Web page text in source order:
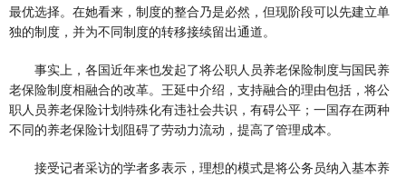
最优选择。在她看来，制度的整合乃是必然，但现阶段可以先建立单
独的制度，并为不同制度的转移接续留出通道。
事实上，各国近年来也发起了将公职人员养老保险制度与国民养
老保险制度相融合的改革。王延中介绍，支持融合的理由包括，将公
职人员养老保险计划特殊化有违社会共识，有碍公平；一国存在两种
不同的养老保险计划阻碍了劳动力流动，提高了管理成本。
接受记者采访的学者多表示，理想的模式是将公务员纳入基本养